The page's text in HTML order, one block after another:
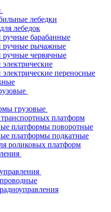
лебедки
лебедок
ручные барабанные
ручные рычажные
ручные червячные
электрические переносные
грузовые
платформ
платформы поворотные
платформы подкатные
роликовых платформ